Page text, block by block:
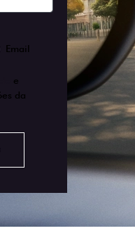
Email
e
da